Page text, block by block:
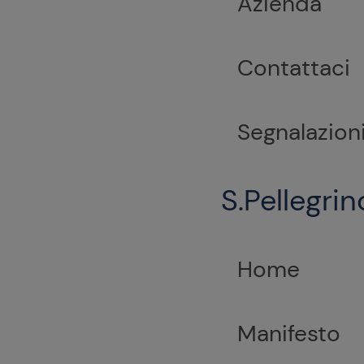
Contattaci
Home
Manifesto